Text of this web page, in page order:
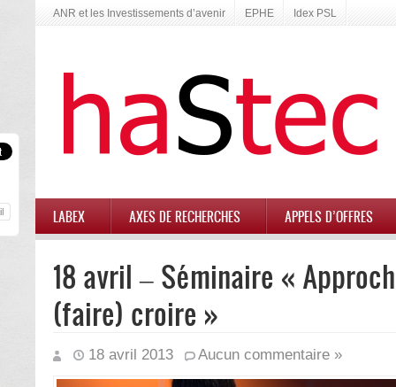
ANR et les Investissements d’avenir EPHE Idex PSL
LABEX AXES DE RECHERCHES APPELS D’OFFRES
18 avril – Séminaire «
(faire) croire »
18 avril 2013 Aucun commentaire »